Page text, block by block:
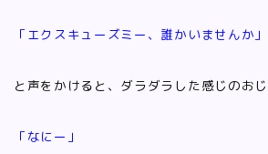
「エクスキューズミー、誰かいませんか」
と声をかけると、ダラダラした感じのお
「なにー」